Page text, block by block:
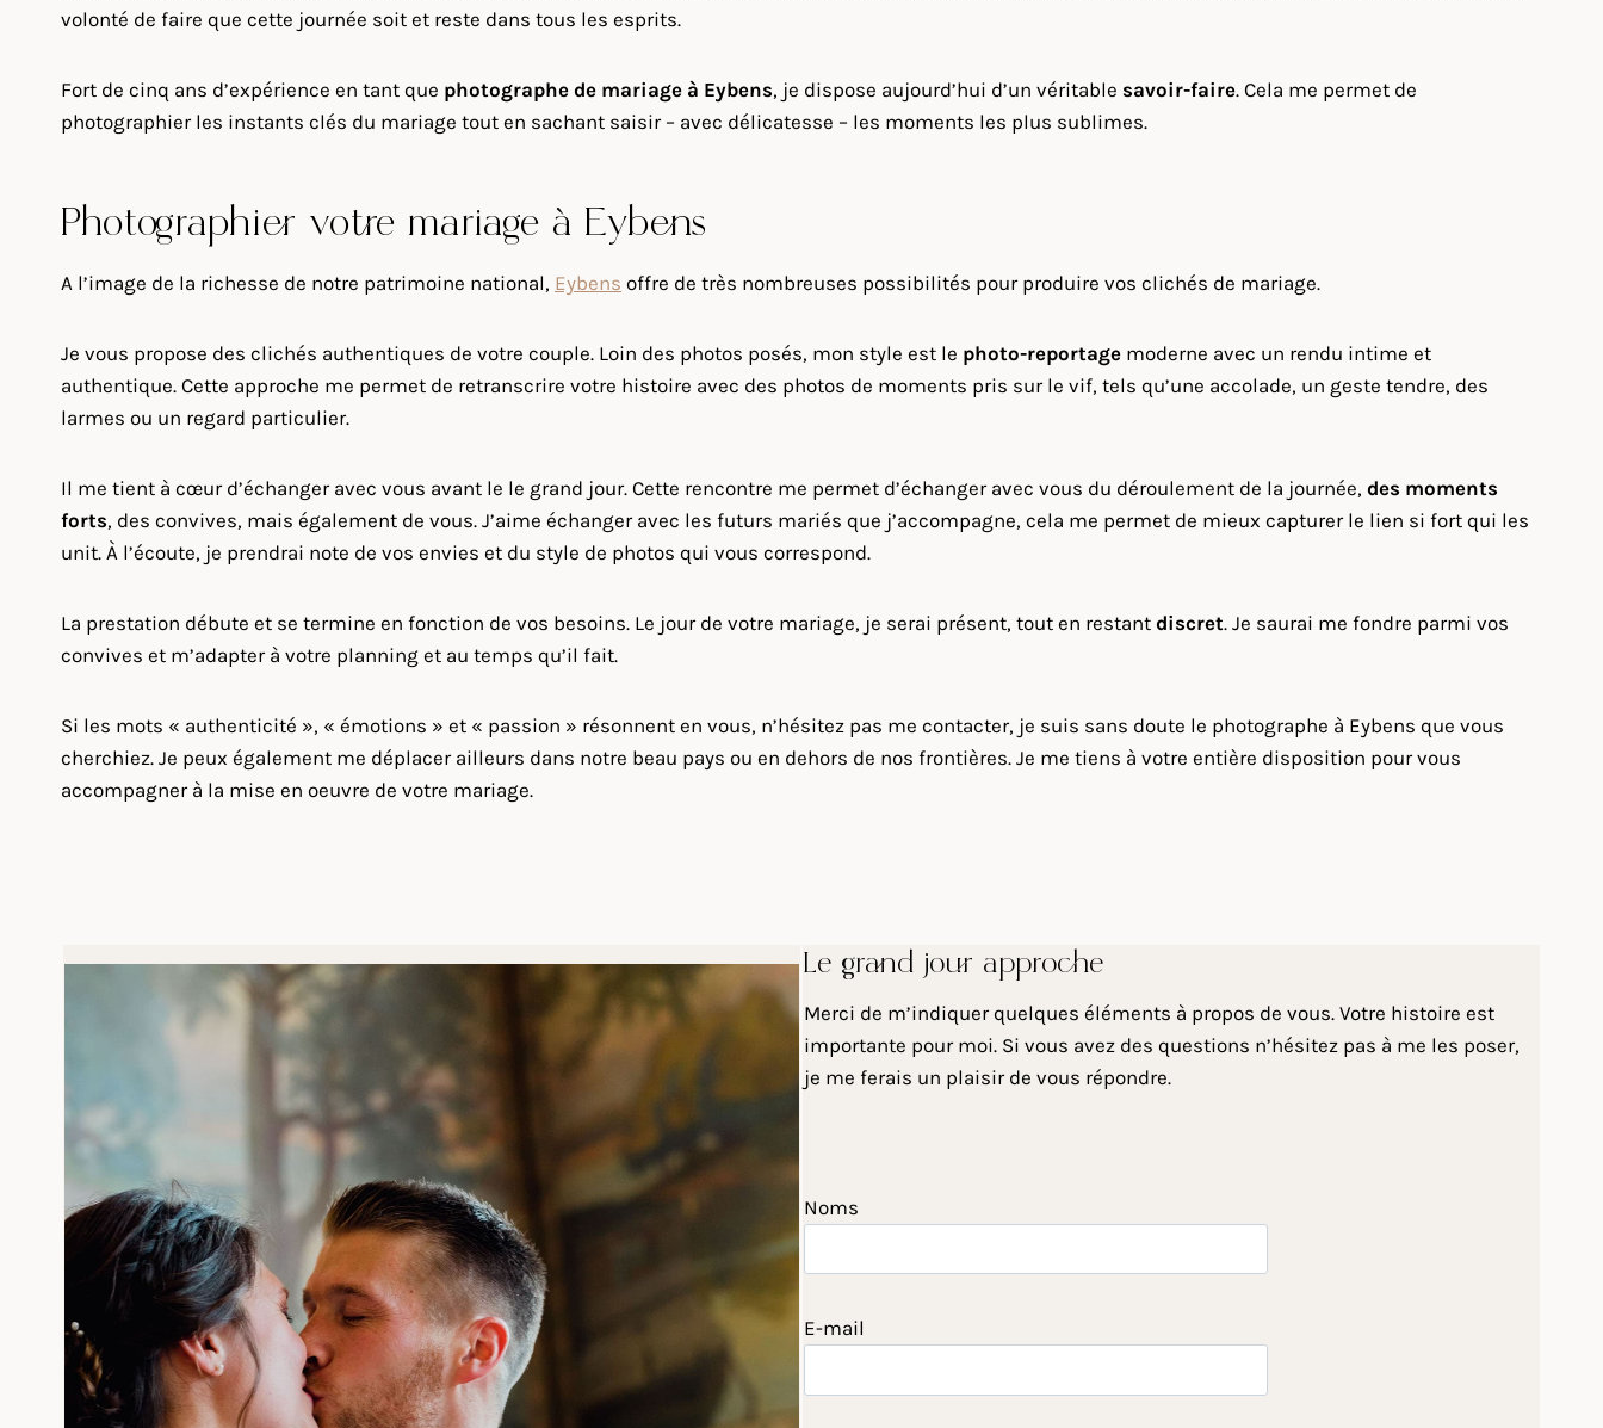
volonté de faire que cette journée soit et reste dans tous les esprits.
Fort de cinq ans d’expérience en tant que photographe de mariage à Eybens, je dispose aujourd’hui d’un véritable savoir-faire. Cela me permet de
photographier les instants clés du mariage tout en sachant saisir – avec délicatesse – les moments les plus sublimes.
Photographier votre mariage à Eybens
A l’image de la richesse de notre patrimoine national, Eybens offre de très nombreuses possibilités pour produire vos clichés de mariage.
Je vous propose des clichés authentiques de votre couple. Loin des photos posés, mon style est le photo-reportage moderne avec un rendu intime et
authentique. Cette approche me permet de retranscrire votre histoire avec des photos de moments pris sur le vif, tels qu’une accolade, un geste tendre, des
larmes ou un regard particulier.
Il me tient à cœur d’échanger avec vous avant le le grand jour. Cette rencontre me permet d’échanger avec vous du déroulement de la journée, des moments
forts, des convives, mais également de vous. J’aime échanger avec les futurs mariés que j’accompagne, cela me permet de mieux capturer le lien si fort qui les
unit. À l’écoute, je prendrai note de vos envies et du style de photos qui vous correspond.
La prestation débute et se termine en fonction de vos besoins. Le jour de votre mariage, je serai présent, tout en restant discret. Je saurai me fondre parmi vos
convives et m’adapter à votre planning et au temps qu’il fait.
Si les mots « authenticité », « émotions » et « passion » résonnent en vous, n’hésitez pas me contacter, je suis sans doute le photographe à Eybens que vous
cherchiez. Je peux également me déplacer ailleurs dans notre beau pays ou en dehors de nos frontières. Je me tiens à votre entière disposition pour vous
accompagner à la mise en oeuvre de votre mariage.
Le grand jour approche
Merci de m’indiquer quelques éléments à propos de vous. Votre histoire est
importante pour moi. Si vous avez des questions n’hésitez pas à me les poser,
je me ferais un plaisir de vous répondre.
Noms
E-mail